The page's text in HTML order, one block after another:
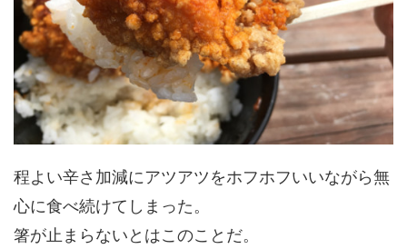
程よい辛さ加減にアツアツをホフホフいいながら無
心に食べ続けてしまった。
箸が止まらないとはこのことだ。